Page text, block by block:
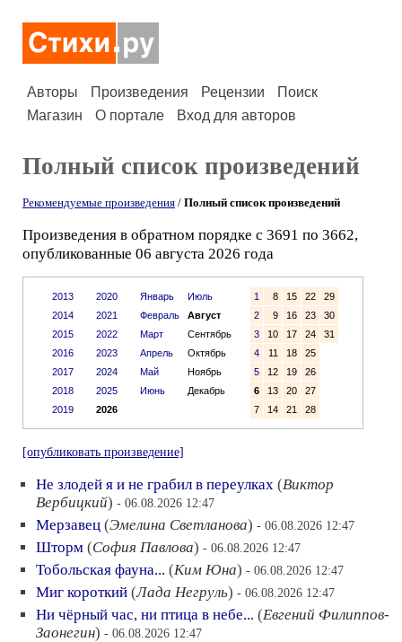
Авторы Произведения Рецензии
Поиск
Магазин
О портале Вход для авторов
Полный список произведений
Рекомендуемые произведения / Полный список произведений
Произведения в обратном порядке с 3691 по 3662,
опубликованные 06 августа 2026 года
2013
2014
2015
2016
2017
2018
2019
2020
2021
2022
2023
2024
2025
2026
Январь
Июль
Февраль
Август
Март
Сентябрь
Апрель
Октябрь
Май
Ноябрь
Июнь
Декабрь
1 8 15 22
29
2
9 16 23
30
3
10 17 24
31
4
11 18
25
5
12 19
26
6
13 20
27
7
14 21 28
[опубликовать произведение]
Не злодей я и не грабил в переулках (Виктор
Вербицкий) - 06.08.2026 12:47
Мерзавец (Эмелина Светланова) - 06.08.2026 12:47
Шторм (София Павлова) - 06.08.2026 12:47
Тобольская фауна... (Ким Юна) - 06.08.2026 12:47
Миг короткий (Лада Негруль) - 06.08.2026 12:47
Ни чёрный час, ни птица в небе... (Евгений Филиппов-
Заонегин) - 06.08.2026 12:47